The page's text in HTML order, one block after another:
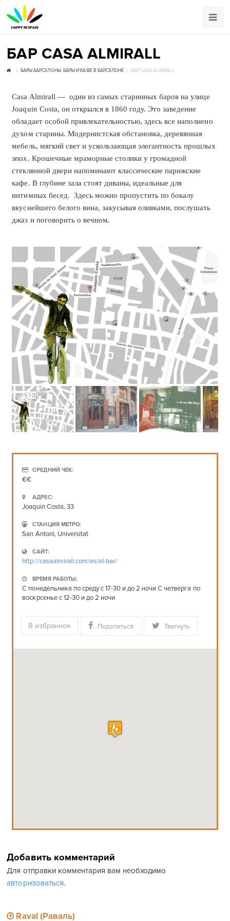
БАР CASA ALMIRALL
БАРЫ БАРСЕЛОНЫ , БАРЫ И КАФЕ В БАРСЕЛОНЕ БАР CASA ALMIRALL
Casa Almirall — один из самых старинных баров на улице
Joaquin Costa, он открылся в 1860 году. Это заведение
обладает особой привлекательностью, здесь все наполнено
духом старины. Модернистская обстановка, деревянная
мебель, мягкий свет и ускользающая элегантность прошлых
эпох. Крошечные мраморные столики у громадной
стеклянной двери напоминают классические парижские
кафе. В глубине зала стоят диваны, идеальные для
интимных бесед. Здесь можно пропустить по бокалу
вкуснейшего белого вина, закусывая оливками, послушать
джаз и поговорить о вечном.
СРЕДНИЙ ЧЕК:
€€
АДРЕС:
Joaquín Costa, 33
СТАНЦИЯ МЕТРО:
San Antoni, Universitat
САЙТ:
http://casaalmirall.com/es/el-bar/
ВРЕМЯ РАБОТЫ:
С понедельника по среду с 17-30 и до 2 ночи С четверга по
воскрсенье с 12-30 и до 2 ночи
В избранное Поделиться Твитнуть
Добавить комментарий
Для отправки комментария вам необходимо
авторизоваться.
Raval (Раваль)